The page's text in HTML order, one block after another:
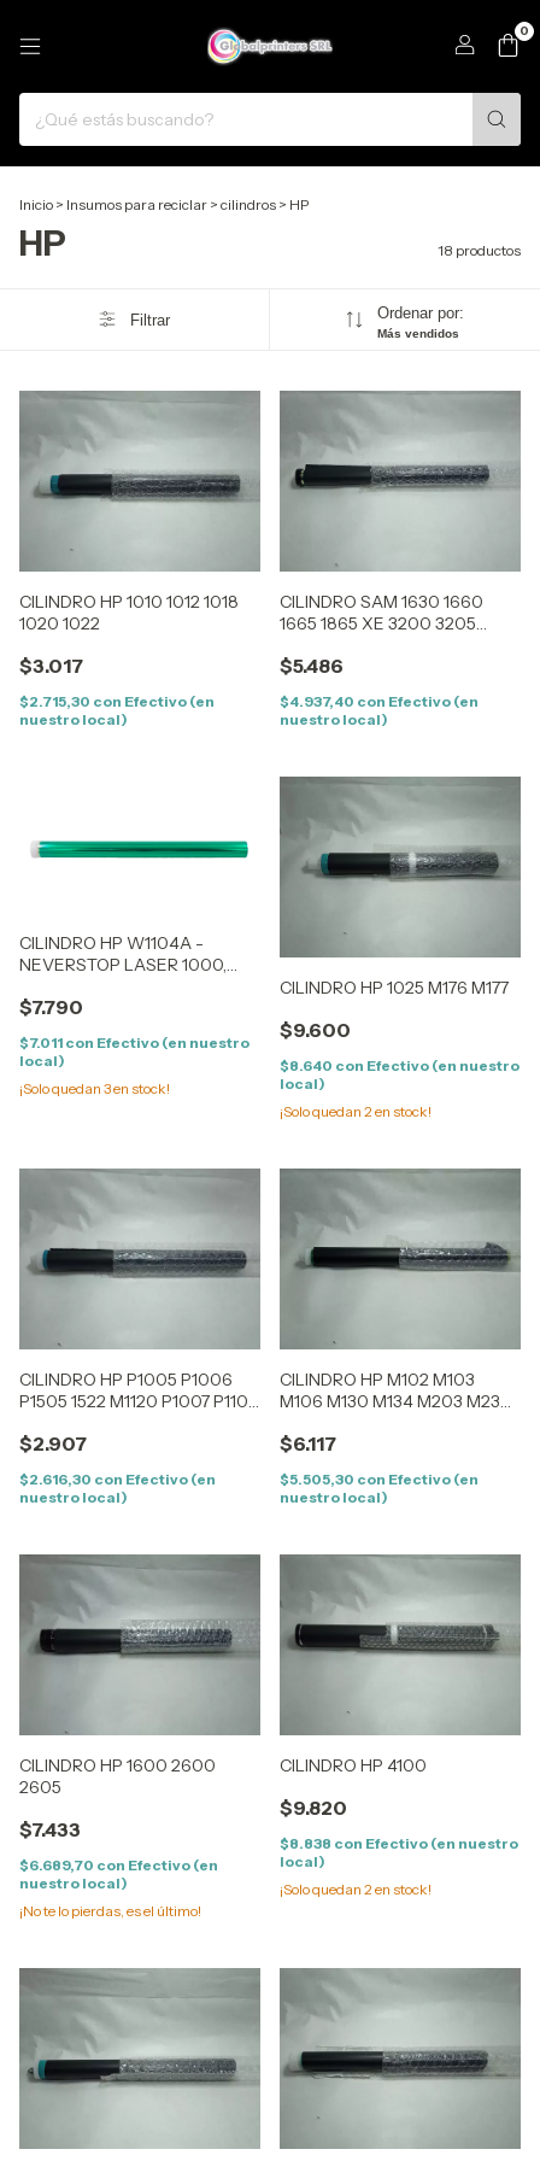
0
Inicio > Insumos para reciclar > cilindros > HP
HP 18 productos
Filtrar Ordenar por:
Más vendidos
CILINDRO HP 1010 1012 1018
1020 1022
$3.017
$2.715,30 con Efectivo (en
nuestro local)
CILINDRO SAM 1630 1660
1665 1865 XE 3200 3205
$5.486
$4.937,40 con Efectivo (en
nuestro local)
CILINDRO HP W1104A -
NEVERSTOP LASER 1000,
$7.790
$7.011 con Efectivo (en nuestro
local)
¡Solo quedan 3en stock!
CILINDRO HP 1025 M176 M177
$9.600
$8.640 con Efectivo (en nuestro
local)
¡Solo quedan 2en stock!
CILINDRO HP P1005 P1006
P1505 1522 M1120 P1007 P1102
M1212 M1132 M125 M127
$2.907
$2.616,30 con Efectivo (en
nuestro local)
CILINDRO HP M102 M103
M106 M130 M134 M203 M230
$6.117
$5.505,30 con Efectivo (en
nuestro local)
CILINDRO HP 1600 2600
2605
$7.433
$6.689,70 con Efectivo (en
nuestro local)
¡No te lo pierdas, es el último!
CILINDRO HP 4100
$9.820
$8.838 con Efectivo (en nuestro
local)
¡Solo quedan 2en stock!